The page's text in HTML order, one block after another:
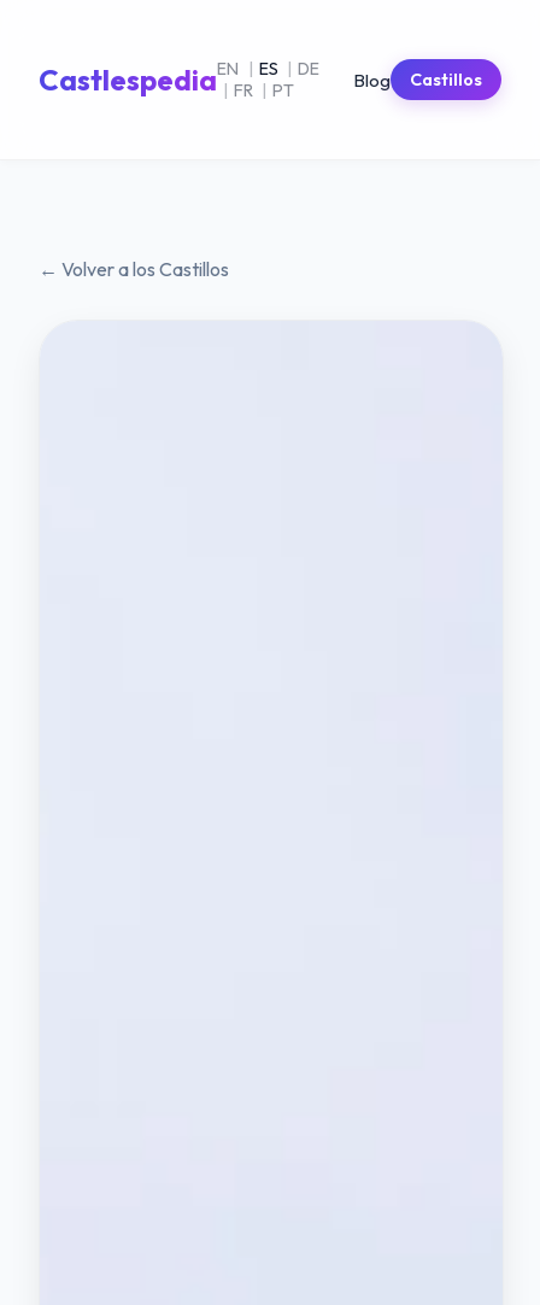
CastlespediaEN | ES | DE
| FR | PT Blog Castillos
← Volver a los Castillos